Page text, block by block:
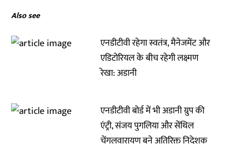
Also see
एनडीटीवी रहेगा स्वतंत्र, मैनेजमेंट और
एडिटोरियल के बीच रहेगी लक्ष्मण
रेखा: अडानी
एनडीटीवी बोर्ड में भी अडानी ग्रुप की
एंट्री, संजय पुगलिया और सेंथिल
चेंगलवारायण बने अतिरिक्त निदेशक